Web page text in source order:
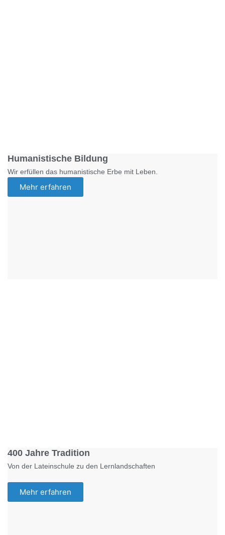
Humanistische Bildung
Wir erfüllen das humanistische Erbe mit Leben.
Mehr erfahren
400 Jahre Tradition
Von der Lateinschule zu den Lernlandschaften
Mehr erfahren